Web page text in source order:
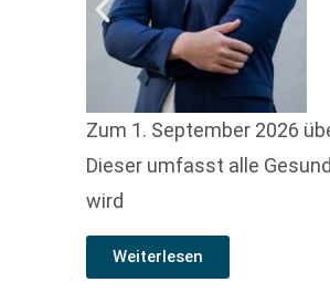
Zum 1. September 2026
Dieser umfasst alle
wird
Weiterlesen